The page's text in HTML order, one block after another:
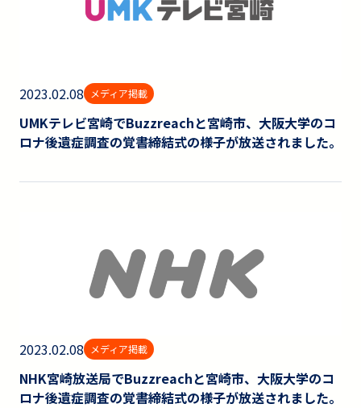
2023.02.08 メディア掲載
UMKテレビ宮崎でBuzzreachと宮崎市、大阪大学のコ
ロナ後遺症調査の覚書締結式の様子が放送されました。
2023.02.08 メディア掲載
NHK宮崎放送局でBuzzreachと宮崎市、大阪大学のコ
ロナ後遺症調査の覚書締結式の様子が放送されました。